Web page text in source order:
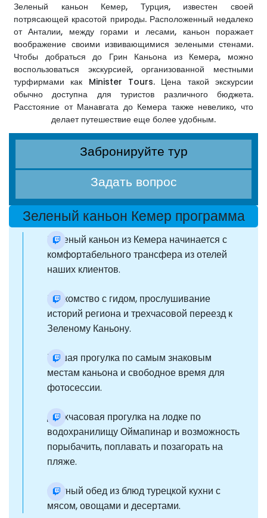
Зеленый каньон Кемер, Турция, известен своей
потрясающей красотой природы. Расположенный недалеко
от Анталии, между горами и лесами, каньон поражает
воображение своими извивающимися зелеными стенами.
Чтобы добраться до Грин Каньона из Кемера, можно
воспользоваться экскурсией, организованной местными
турфирмами как Minister Tours. Цена такой экскурсии
обычно доступна для туристов различного бюджета.
Расстояние от Манавгата до Кемера также невелико, что
делает путешествие еще более удобным.
Забронируйте тур
Задать вопрос
Зеленый каньон Кемер программа
Зеленый каньон из Кемера начинается с
комфортабельного трансфера из отелей
наших клиентов.
Знакомство с гидом, прослушивание
историй региона и трехчасовой переезд к
Зеленому Каньону.
Пешая прогулка по самым знаковым
местам каньона и свободное время для
фотосессии.
Двухчасовая прогулка на лодке по
водохранилищу Оймапинар и возможность
порыбачить, поплавать и позагорать на
пляже.
Сытный обед из блюд турецкой кухни с
мясом, овощами и десертами.